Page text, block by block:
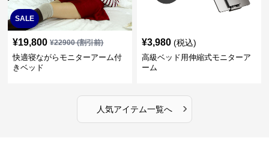
SALE
¥19,800 ¥22900(割引前)
快適寝ながらモニターアーム付
きベッド
¥3,980 (税込)
高級ベッド用伸縮式モニターア
ーム
人気アイテム一覧へ ›